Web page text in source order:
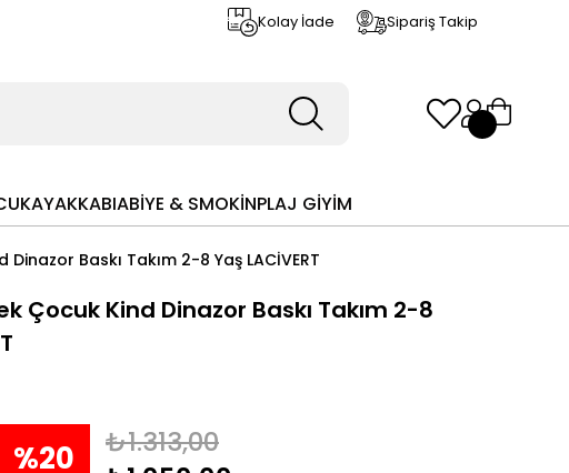
Kolay İade Sipariş Takip
AYAKKABIABİYE & SMOKİNPLAJ GİYİM
Baskı Takım 2-8 Yaş LACİVERT
Çocuk Kind Dinazor Baskı Takım 2-8
%20
₺1.313,00